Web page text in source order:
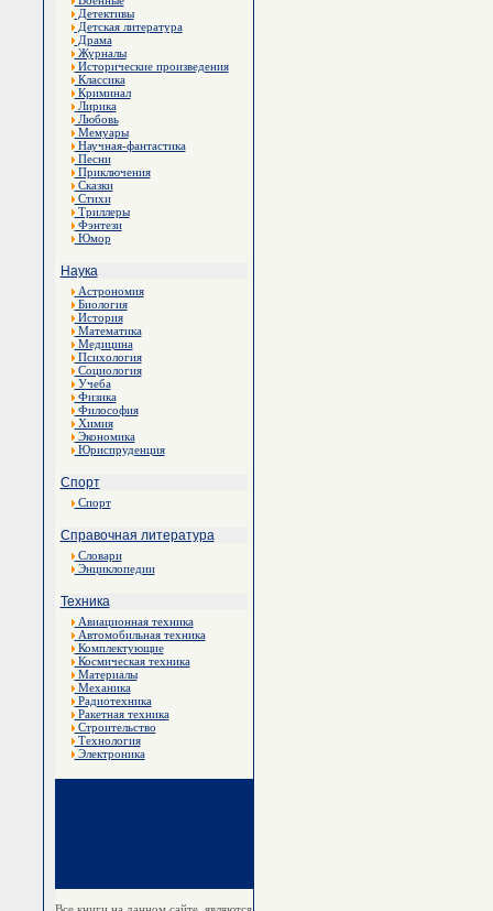
Детективы
Детская литература
Драма
Журналы
Исторические произведения
Классика
Криминал
Лирика
Любовь
Мемуары
Научная-фантастика
Песни
Приключения
Сказки
Стихи
Триллеры
Фэнтези
Юмор
Наука
Астрономия
Биология
История
Математика
Медицина
Психология
Социология
Учеба
Физика
Философия
Химия
Экономика
Юриспруденция
Спорт
Спорт
Справочная литература
Словари
Энциклопедии
Техника
Авиационная техника
Автомобильная техника
Комплектующие
Космическая техника
Материалы
Механика
Радиотехника
Ракетная техника
Строительство
Технология
Электроника